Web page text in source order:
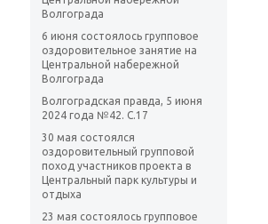
Волгограда
6 июня состоялось групповое
оздоровительное занятие на
Центральной набережной
Волгограда
Волгоградская правда, 5 июня
2024 года №42. С.17
30 мая состоялся
оздоровительный групповой
поход участников проекта в
Центральный парк культуры и
отдыха
23 мая состоялось групповое